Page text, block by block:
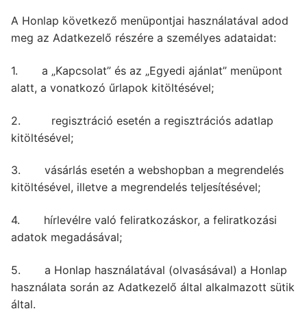
A Honlap következő menüpontjai használatával adod
meg az Adatkezelő részére a személyes adataidat:
1. a „Kapcsolat” és az „Egyedi ajánlat” menüpont
alatt, a vonatkozó űrlapok kitöltésével;
2. regisztráció esetén a regisztrációs adatlap
kitöltésével;
3. vásárlás esetén a webshopban a megrendelés
kitöltésével, illetve a megrendelés teljesítésével;
4. hírlevélre való feliratkozáskor, a feliratkozási
adatok megadásával;
5. a Honlap használatával (olvasásával) a Honlap
használata során az Adatkezelő által alkalmazott sütik
által.